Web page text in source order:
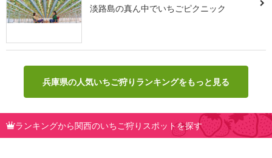
淡路島の真ん中でいちごピクニック
兵庫県の人気いちご狩りランキングをもっと見る
ランキングから関西のいちご狩りスポットを探す